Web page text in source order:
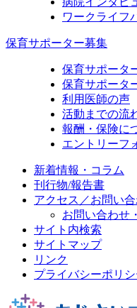
ワークライフ
保育サポーター募集
保育サポータ
保育サポータ
利用医師の声
活動までの流
報酬・保険に
エントリーフ
新着情報・コラム
刊行物/報告書
アクセス／お問い
お問い合わせ
サイト内検索
サイトマップ
リンク
プライバシーポリシ